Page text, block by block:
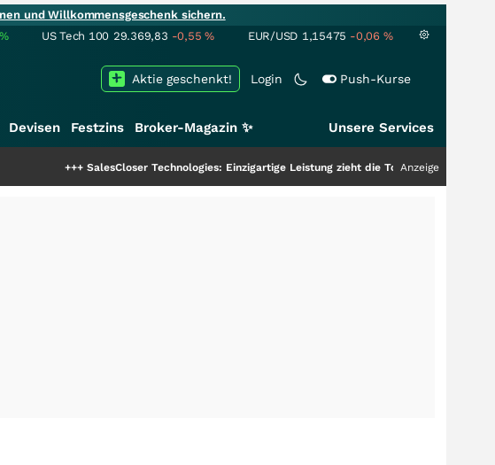
und Willkommensgeschenk sichern.
% US Tech 100 29.369,83 -0,55% EUR/USD 1,15475 -0,06 %
Login Push-Kurse
Aktie geschenkt!
Devisen Festzins Broker-Magazin ✨ Unsere Services
SalesCloser Technologies: Einzigartige Leistung zieht die Top-Dogs an!+++Anzeige